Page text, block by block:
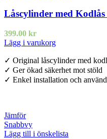
Låscylinder med
399.00 kr
Lägg i varukorg
✓ Original låscylinder med
✓ Ger ökad säkerhet mot stöld
✓ Enkel installation och
Jämför
Snabbvy
Lägg till i önskelista